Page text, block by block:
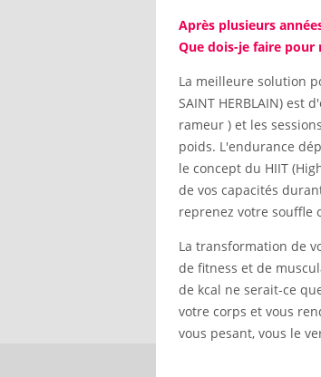
Après plusieurs
Que dois-je faire pour
La meilleure solution
SAINT HERBLAIN)
rameur ) et les
poids. L'endurance
le concept du HIIT
de vos capacités
reprenez votre souffle
La transformation de
de fitness et de
de kcal ne serait-ce
votre corps et vous
vous pesant, vous le